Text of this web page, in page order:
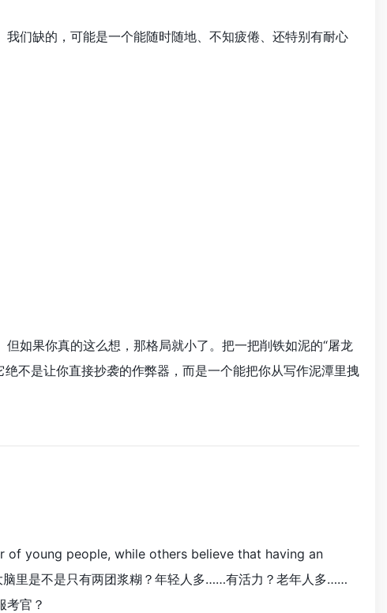
们缺的，可能是一个能随时随地、不知疲倦、还特别有耐心
如果你真的这么想，那格局就小了。把一把削铁如泥的“屠龙
绝不是让你直接抄袭的作弊器，而是一个能把你从写作泥潭里拽
of young people, while others believe that having an
是不是只有两团浆糊？年轻人多……有活力？老年人多……
考官？